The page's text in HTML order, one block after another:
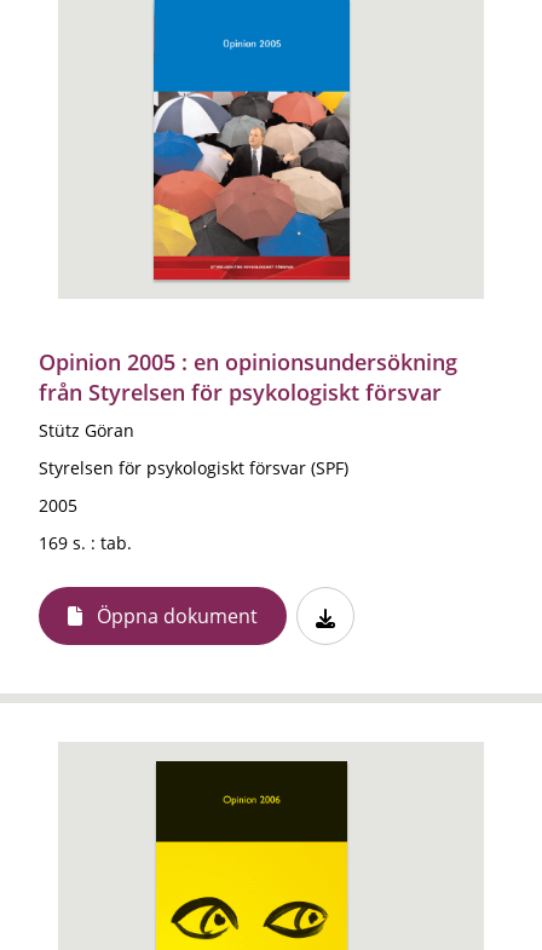
Opinion 2005 : en opinionsundersökning
från Styrelsen för psykologiskt försvar
Stütz Göran
Styrelsen för psykologiskt försvar (SPF)
2005
169 s. : tab.
Öppna dokument